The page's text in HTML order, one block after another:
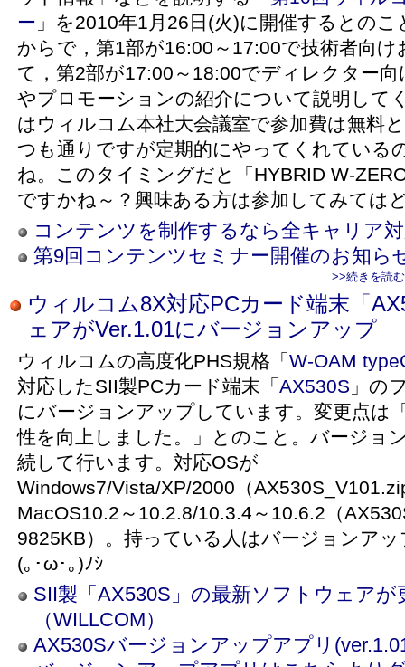
ー 」を2010年1月26日(火)に開催するとの
からで，第1部が16:00～17:00で技術者向
て，第2部が17:00～18:00でディレクター
やプロモーションの紹介について説明して
はウィルコム本社大会議室で参加費は無料
つも通りですが定期的にやってくれている
ね。このタイミングだと「HYBRID W-
ですかね～？興味ある方は参加してみては
コンテンツを制作するなら全キャリア
第9回コンテンツセミナー開催のお知ら
>>続きを読む
ウィルコム8X対応PCカード端末「
ェアがVer.1.01にバージョンアップ
ウィルコムの高度化PHS規格「 W-OAM
対応したSII製PCカード端末「 AX530S 」の
にバージョンアップしています。変更点は
性を向上しました。」とのこと。バージョ
続して行います。対応OSが
Windows7/Vista/XP/2000（
MacOS10.2～10.2.8/10.3.4～10.6.2（
9825KB）。持っている人はバージョンア
(｡･ω･｡)ﾉｼ
SII製「AX530S」の最新ソフトウェア
（WILLCOM）
AX530Sバージョンアップアプリ